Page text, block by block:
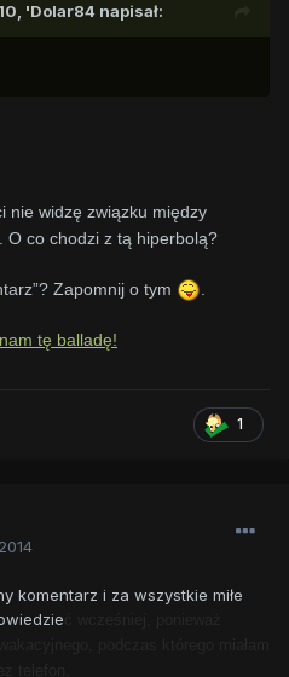
'Dolar84 napisał:
nie widzę związku między
O co chodzi z tą hiperbolą?
Zapomnij o tym
tę balladę!
1
komentarz i za wszystkie miłe